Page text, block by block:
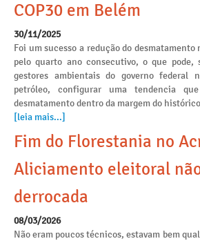
COP30 em Belém
30/11/2025
Foi um sucesso a redução do desmatamento
pelo quarto ano consecutivo, o que
gestores ambientais do governo federal
petróleo, configurar uma tendencia
desmatamento dentro da margem do
[leia mais...]
Fim do Florestania no
Aliciamento eleitoral
derrocada
08/03/2026
Não eram poucos técnicos, estavam bem